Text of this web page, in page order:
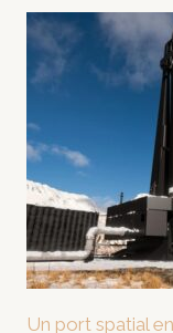
Un port spatial